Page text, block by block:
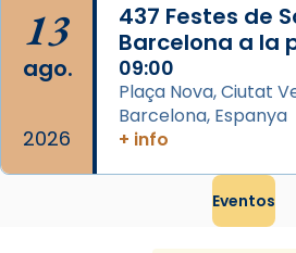
13
ago.
2026
437 Festes de
Barcelona a la
09:00
Plaça Nova, Ciutat
Barcelona, Espanya
+ info
Eventos